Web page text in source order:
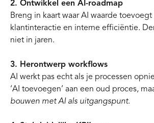
2. Ontwikkel een AI-roadmap
Breng in kaart waar AI waarde
klantinteractie en interne efficiëntie.
niet in jaren.
3. Herontwerp workflows
AI werkt pas echt als je processen
‘AI toevoegen’ aan een oud proces,
bouwen met AI als uitgangspunt.